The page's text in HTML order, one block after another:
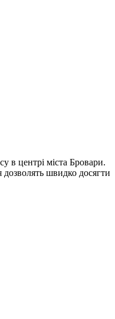
в центрі міста Бровари.
швидко досягти